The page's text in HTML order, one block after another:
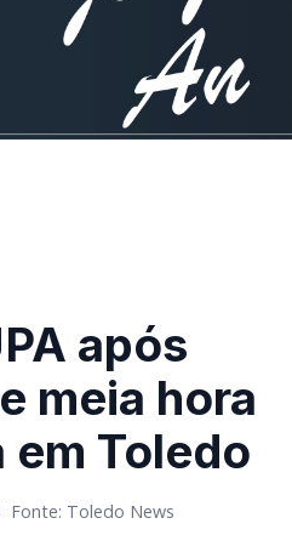
após
meia hora
Toledo
Fonte: Toledo News